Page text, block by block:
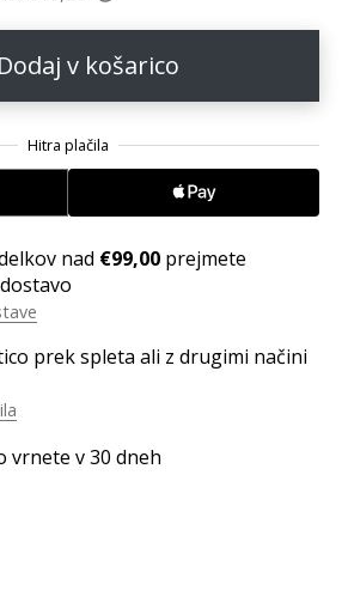
Dodaj v košarico
nad €99,00 prejmete
prek spleta ali z drugimi načini
vrnete v 30 dneh